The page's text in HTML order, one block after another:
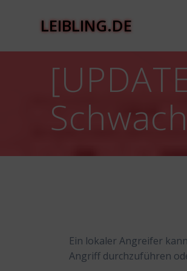
LEIBLING.DE
Ein lokaler Angreifer
Angriff durchzuführen